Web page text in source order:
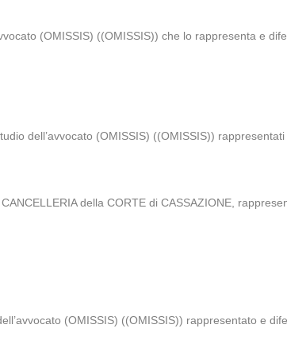
(OMISSIS) ((OMISSIS)) che lo rappresenta e
dell’avvocato (OMISSIS) ((OMISSIS))
della CORTE di CASSAZIONE,
(OMISSIS) ((OMISSIS)) rappresentato e